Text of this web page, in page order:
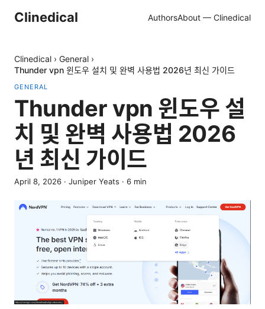
Clinedical AuthorsAbout — Clinedical
Clinedical › General ›
Thunder vpn 윈도우 설치 및 완벽 사용법 2026년 최신 가이드
GENERAL
Thunder vpn 윈도우 설
치 및 완벽 사용법 2026
년 최신 가이드
April 8, 2026 · Juniper Yeats · 6 min